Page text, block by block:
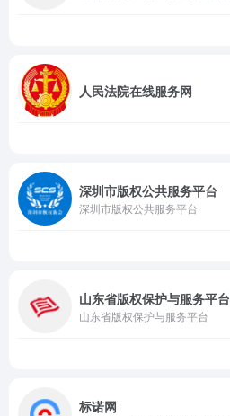
人民法院在线服务网
深圳市版权公共服务平台
深圳市版权公共服务平台
山东省版权保护与服务平台
山东省版权保护与服务平台
标诺网